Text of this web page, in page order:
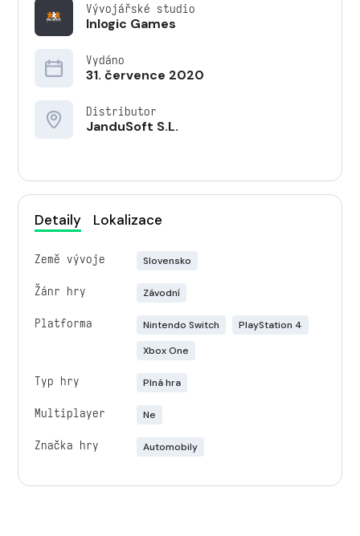
Vývojářské studio
Inlogic Games
Vydáno
31. července 2020
Distributor
JanduSoft S.L.
Detaily Lokalizace
Země vývoje Slovensko
Žánr hry Závodní
Platforma Nintendo Switch
PlayStation 4
Xbox One
Typ hry Plná hra
Multiplayer Ne
Značka hry Automobily